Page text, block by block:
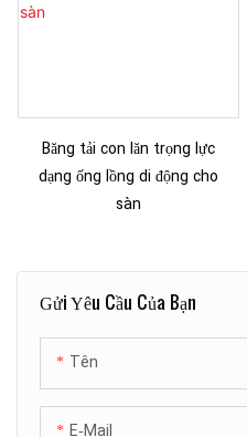
Gửi Yêu Cầu Của Bạn
Tên
E-Mail
Băng tải con lăn trọng lực
dạng ống lồng di động cho
sàn